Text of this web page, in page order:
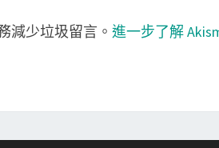
減少垃圾留言。 進一步了解